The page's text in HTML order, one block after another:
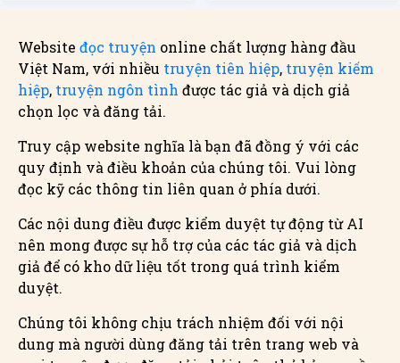
Website đọc truyện online chất lượng hàng đầu
Việt Nam, với nhiều truyện tiên hiệp, truyện kiếm
hiệp, truyện ngôn tình được tác giả và dịch giả
chọn lọc và đăng tải.
Truy cập website nghĩa là bạn đã đồng ý với các
quy định và điều khoản của chúng tôi. Vui lòng
đọc kỹ các thông tin liên quan ở phía dưới.
Các nội dung điều được kiểm duyệt tự động từ AI
nên mong được sự hỗ trợ của các tác giả và dịch
giả để có kho dữ liệu tốt trong quá trình kiểm
duyệt.
Chúng tôi không chịu trách nhiệm đối với nội
dung mà người dùng đăng tải trên trang web và